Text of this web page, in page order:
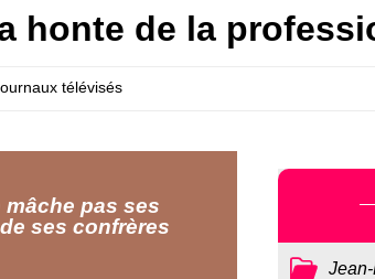
honte de la
télévisés
pas ses
ses confrères